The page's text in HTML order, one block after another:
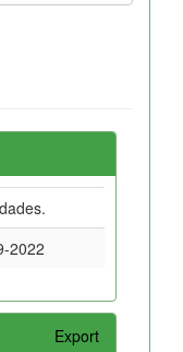
2022
Export